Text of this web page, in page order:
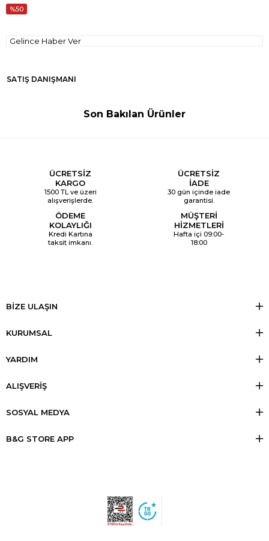
50
Gelince Haber Ver
SATIŞ DANIŞMANI
Son Bakılan Ürünler
ÜCRETSİZ
KARGO
1500 TL ve üzeri
alışverişlerde.
ÜCRETSİZ
İADE
30 gün içinde iade
garantisi.
ÖDEME
KOLAYLIĞI
Kredi Kartına
taksit imkanı.
MÜŞTERİ
HİZMETLERİ
Hafta içi 09:00-
18:00
BİZE ULAŞIN
KURUMSAL
YARDIM
ALIŞVERİŞ
SOSYAL MEDYA
B&G STORE APP